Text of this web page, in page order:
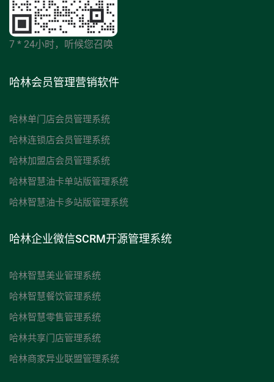
7 * 24小时，听候您召唤
哈林会员管理营销软件
哈林单门店会员管理系统
哈林连锁店会员管理系统
哈林加盟店会员管理系统
哈林智慧油卡单站版管理系统
哈林智慧油卡多站版管理系统
哈林企业微信SCRM开源管理系统
哈林智慧美业管理系统
哈林智慧餐饮管理系统
哈林智慧零售管理系统
哈林共享门店管理系统
哈林商家异业联盟管理系统